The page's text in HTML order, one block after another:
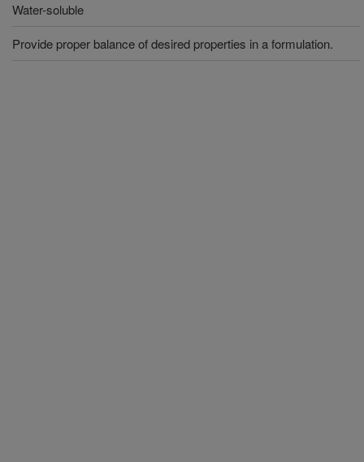
Water-soluble
Provide proper balance of desired properties in a formulation.